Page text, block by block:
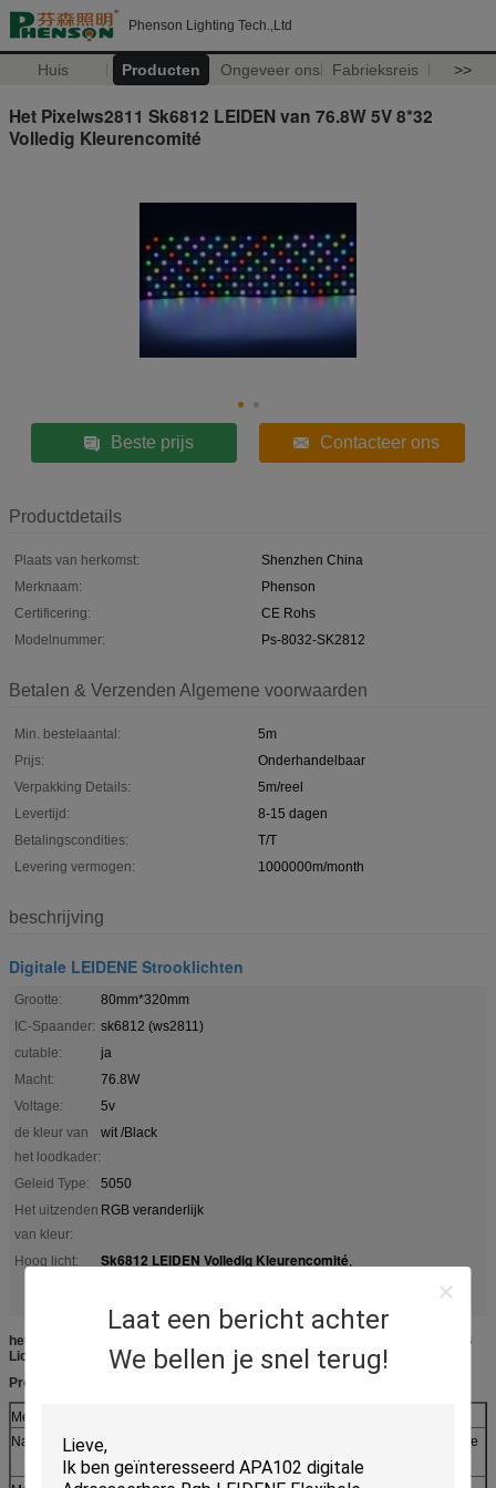
Phenson Lighting Tech.,Ltd
Huis Producten Ongeveer ons Fabrieksreis >>
Laat een bericht achter
We bellen je snel terug!
Het Pixelws2811 Sk6812 LEIDEN van 76.8W 5V 8*32
Volledig Kleurencomité
Beste prijs Contacteer ons
Productdetails
Plaats van herkomst:
Shenzhen China
Merknaam:
Phenson
Certificering:
CE Rohs
Modelnummer:
Ps-8032-SK2812
Betalen & Verzenden Algemene voorwaarden
Min. bestelaantal:
5m
Prijs:
Onderhandelbaar
Verpakking Details:
5m/reel
Levertijd:
8-15 dagen
Betalingscondities:
T/T
Levering vermogen:
1000000m/month
beschrijving
Digitale LEIDENE Strooklichten
Grootte:
80mm*320mm
IC-Spaander: sk6812 (ws2811)
cutable:
ja
Macht:
76.8W
Voltage:
5v
de kleur van
het loodkader:
wit /Black
Geleid Type:
5050
Het uitzenden
van kleur:
RGB veranderlijk
Hoog licht: Sk6812 LEIDEN Volledig Kleurencomité,
het Pixelws2811 Sk6812 de LEIDENE van 5V 8*32 Digitale Flex Panel RGB
Lichte Vertoning van FullColor
Productdetails,
Merknaam
Naam
het Pixelws2811 sk6812 de LEIDENE van 5V 8*32 Digitale
Flex Panel RGB Lichte Vertoning van FullColor